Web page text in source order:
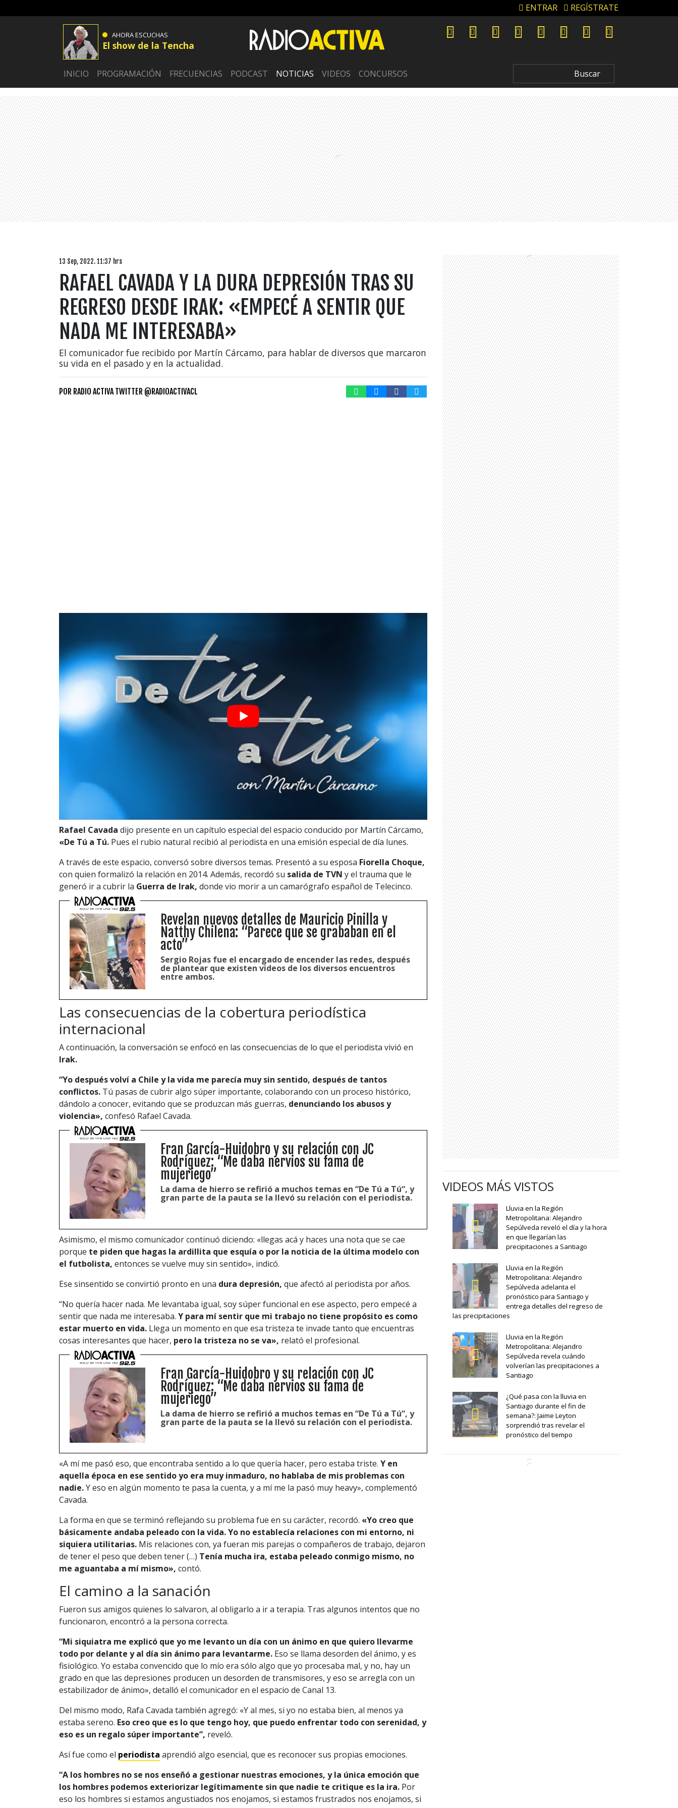
ENTRAR REGÍSTRATE
AHORA ESCUCHAS
El show de la Tencha
INICIO PROGRAMACIÓN FRECUENCIAS PODCAST NOTICIAS VIDEOS CONCURSOS
13 Sep, 2022. 11:37 hrs
RAFAEL CAVADA Y LA DURA DEPRESIÓN TRAS SU
REGRESO DESDE IRAK: «EMPECÉ A SENTIR QUE
NADA ME INTERESABA»
El comunicador fue recibido por Martín Cárcamo, para hablar de diversos que marcaron
su vida en el pasado y en la actualidad.
POR RADIO ACTIVA TWITTER @RADIOACTIVACL
Rafael Cavada dijo presente en un capítulo especial del espacio conducido por Martín Cárcamo,
«De Tú a Tú. Pues el rubio natural recibió al periodista en una emisión especial de día lunes.
A través de este espacio, conversó sobre diversos temas. Presentó a su esposa Fiorella Choque,
con quien formalizó la relación en 2014. Además, recordó su salida de TVN y el trauma que le
generó ir a cubrir la Guerra de Irak, donde vio morir a un camarógrafo español de Telecinco.
Revelan nuevos detalles de Mauricio Pinilla y
Natthy Chilena: “Parece que se grababan en el
acto”
Sergio Rojas fue el encargado de encender las redes, después
de plantear que existen videos de los diversos encuentros
entre ambos.
Las consecuencias de la cobertura periodística
internacional
A continuación, la conversación se enfocó en las consecuencias de lo que el periodista vivió en
Irak.
“Yo después volví a Chile y la vida me parecía muy sin sentido, después de tantos
conflictos. Tú pasas de cubrir algo súper importante, colaborando con un proceso histórico,
dándolo a conocer, evitando que se produzcan más guerras, denunciando los abusos y
violencia», confesó Rafael Cavada.
Fran García-Huidobro y su relación con JC
Rodríguez: “Me daba nervios su fama de
mujeriego”
La dama de hierro se refirió a muchos temas en “De Tú a Tú“, y
gran parte de la pauta se la llevó su relación con el periodista.
Asimismo, el mismo comunicador continuó diciendo: «llegas acá y haces una nota que se cae
porque te piden que hagas la ardillita que esquía o por la noticia de la última modelo con
el futbolista, entonces se vuelve muy sin sentido», indicó.
Ese sinsentido se convirtió pronto en una dura depresión, que afectó al periodista por años.
“No quería hacer nada. Me levantaba igual, soy súper funcional en ese aspecto, pero empecé a
sentir que nada me interesaba. Y para mí sentir que mi trabajo no tiene propósito es como
estar muerto en vida. Llega un momento en que esa tristeza te invade tanto que encuentras
cosas interesantes que hacer, pero la tristeza no se va», relató el profesional.
Fran García-Huidobro y su relación con JC
Rodríguez: “Me daba nervios su fama de
mujeriego”
La dama de hierro se refirió a muchos temas en “De Tú a Tú“, y
gran parte de la pauta se la llevó su relación con el periodista.
«A mí me pasó eso, que encontraba sentido a lo que quería hacer, pero estaba triste. Y en
aquella época en ese sentido yo era muy inmaduro, no hablaba de mis problemas con
nadie.Y eso en algún momento te pasa la cuenta, y a mí me la pasó muy heavy», complementó
Cavada.
La forma en que se terminó reflejando su problema fue en su carácter, recordó. «Yo creo que
básicamente andaba peleado con la vida. Yo no establecía relaciones con mi entorno, ni
siquiera utilitarias. Mis relaciones con, ya fueran mis parejas o compañeros de trabajo, dejaron
de tener el peso que deben tener (…) Tenía mucha ira, estaba peleado conmigo mismo, no
me aguantaba a mí mismo», contó.
El camino a la sanación
Fueron sus amigos quienes lo salvaron, al obligarlo a ir a terapia. Tras algunos intentos que no
funcionaron, encontró a la persona correcta.
“Mi siquiatra me explicó que yo me levanto un día con un ánimo en que quiero llevarme
todo por delante y al día sin ánimo para levantarme. Eso se llama desorden del ánimo, y es
fisiológico. Yo estaba convencido que lo mío era sólo algo que yo procesaba mal, y no, hay un
grado en que las depresiones producen un desorden de transmisores, y eso se arregla con un
estabilizador de ánimo», detalló el comunicador en el espacio de Canal 13.
Del mismo modo, Rafa Cavada también agregó: «Y al mes, si yo no estaba bien, al menos ya
estaba sereno. Eso creo que es lo que tengo hoy, que puedo enfrentar todo con serenidad, y
eso es un regalo súper importante”, reveló.
Así fue como el periodista aprendió algo esencial, que es reconocer sus propias emociones.
“A los hombres no se nos enseñó a gestionar nuestras emociones, y la única emoción que
los hombres podemos exteriorizar legítimamente sin que nadie te critique es la ira. Por
eso los hombres si estamos angustiados nos enojamos, si estamos frustrados nos enojamos, si
VIDEOS MÁS VISTOS
Lluvia en la Región
Metropolitana: Alejandro
Sepúlveda reveló el día y la hora
en que llegarían las
precipitaciones a Santiago
Lluvia en la Región
Metropolitana: Alejandro
Sepúlveda adelanta el
pronóstico para Santiago y
entrega detalles del regreso de
las precipitaciones
Lluvia en la Región
Metropolitana: Alejandro
Sepúlveda revela cuándo
volverían las precipitaciones a
Santiago
¿Qué pasa con la lluvia en
Santiago durante el fin de
semana?: Jaime Leyton
sorprendió tras revelar el
pronóstico del tiempo